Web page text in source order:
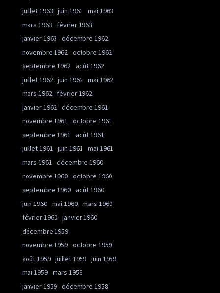
juillet 1963
juin 1963
mai 1963
mars 1963
février 1963
janvier 1963
décembre 1962
novembre 1962 octobre 1962
septembre 1962 août 1962
juillet 1962 juin 1962 mai 1962
mars 1962
février 1962
janvier 1962 décembre 1961
novembre 1961
octobre 1961
septembre 1961
août 1961
juillet 1961
juin 1961
mai 1961
mars 1961
décembre 1960
novembre 1960 octobre 1960
septembre 1960 août 1960
juin 1960 mai 1960 mars 1960
février 1960 janvier 1960
décembre 1959
novembre 1959 octobre 1959
août 1959 juillet 1959 juin 1959
mai 1959 mars 1959
janvier 1959 décembre 1958